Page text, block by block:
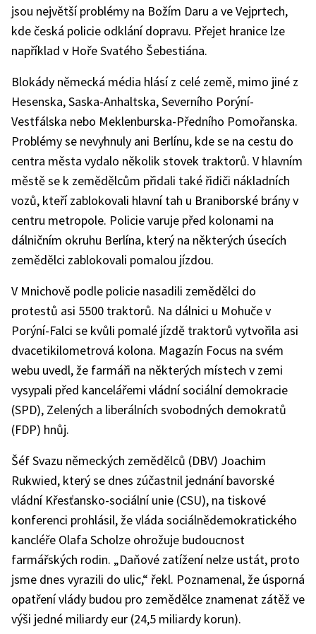
jsou největší problémy na Božím Daru a ve Vejprtech,
kde česká policie odklání dopravu. Přejet hranice lze
například v Hoře Svatého Šebestiána.
Blokády německá média hlásí z celé země, mimo jiné z
Hesenska, Saska-Anhaltska, Severního Porýní-
Vestfálska nebo Meklenburska-Předního Pomořanska.
Problémy se nevyhnuly ani Berlínu, kde se na cestu do
centra města vydalo několik stovek traktorů. V hlavním
městě se k zemědělcům přidali také řidiči nákladních
vozů, kteří zablokovali hlavní tah u Braniborské brány v
centru metropole. Policie varuje před kolonami na
dálničním okruhu Berlína, který na některých úsecích
zemědělci zablokovali pomalou jízdou.
V Mnichově podle policie nasadili zemědělci do
protestů asi 5500 traktorů. Na dálnici u Mohuče v
Porýní-Falci se kvůli pomalé jízdě traktorů vytvořila asi
dvacetikilometrová kolona. Magazín Focus na svém
webu uvedl, že farmáři na některých místech v zemi
vysypali před kancelářemi vládní sociální demokracie
(SPD), Zelených a liberálních svobodných demokratů
(FDP) hnůj.
Šéf Svazu německých zemědělců (DBV) Joachim
Rukwied, který se dnes zúčastnil jednání bavorské
vládní Křesťansko-sociální unie (CSU), na tiskové
konferenci prohlásil, že vláda sociálnědemokratického
kancléře Olafa Scholze ohrožuje budoucnost
farmářských rodin. „Daňové zatížení nelze ustát, proto
jsme dnes vyrazili do ulic,“ řekl. Poznamenal, že úsporná
opatření vlády budou pro zemědělce znamenat zátěž ve
výši jedné miliardy eur (24,5 miliardy korun).